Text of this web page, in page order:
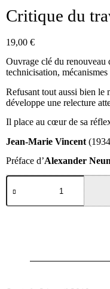
Critique du
19,00 €
Ouvrage clé du renouveau
technicisation,
Refusant tout aussi bien le
développe une relecture
Il place au cœur de sa
Jean-Marie Vincent
Préface d’Alexander
quantité
de